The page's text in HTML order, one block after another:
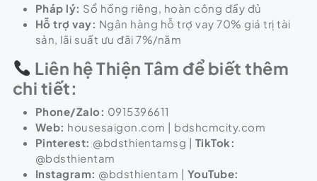
Pháp lý: Sổ hồng riêng, hoàn công đầy đủ
Hỗ trợ vay: Ngân hàng hỗ trợ vay 70% giá trị tài
sản, lãi suất ưu đãi 7%/năm
Liên hệ Thiện Tâm để biết thêm
chi tiết:
Phone/Zalo: 0915396611
Web: housesaigon.com | bdshcmcity.com
Pinterest: @bdsthientamsg | TikTok:
@bdsthientam
Instagram: @bdsthientam | YouTube: